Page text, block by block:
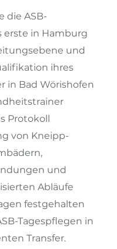
die ASB-
erste in Hamburg
und
ihres
in Bad Wörishofen
Protokoll
von Kneipp-
und
Abläufe
festgehalten
Tagespflegen in
Transfer.